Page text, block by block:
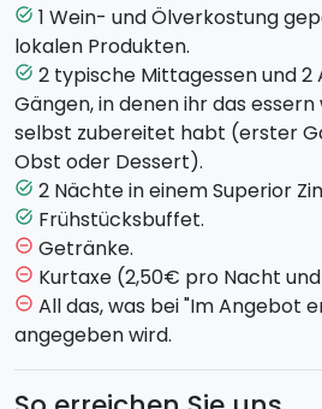
Nach eurer Ankunft und einem
Baglios beginnt euer Kochkurs.
man dietypischen frischen
"Gnocculi" und "Busiata"
überzieht" und eine
Ihr werdet anzwei Kochkursen
teilnehmen. Zusammen mit
euch auf eine Uhrzeit festlegen,
ist.
Das Paket beinhaltet auch die
Sobald die Sonne
task_alt 1 Wein- und Ölverkostung
lokalen Produkten.
task_alt 2 typische Mittagessen und 2
Gängen, in denen ihr das
selbst zubereitet habt (erster
Obst oder Dessert).
task_alt 2 Nächte in einem Superior
task_alt Frühstücksbuffet.
remove_circle_outline Getränke.
remove_circle_outline Kurtaxe (2,50€ pro Nacht
remove_circle_outline All das, was bei "Im Angebot
angegeben wird.